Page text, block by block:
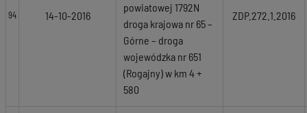
94 14-10-2016
powiatowej 1792N
droga krajowa nr 65 –
Górne – droga
wojewódzka nr 651
(Rogajny) w km 4 +
580
ZDP.272.1.2016